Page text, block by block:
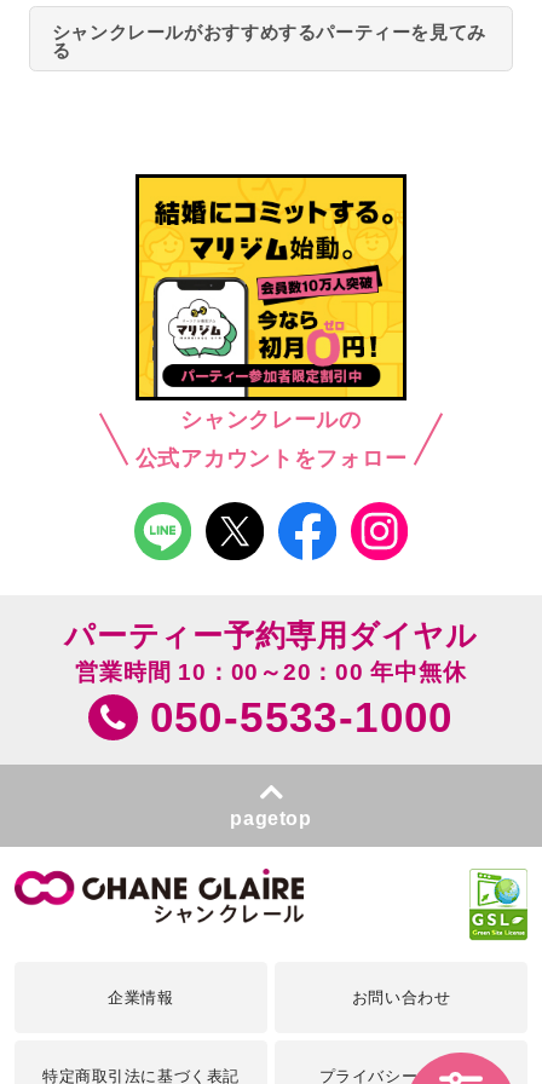
シャンクレールがおすすめするパーティーを見てみ
る
シャンクレールの
公式アカウントをフォロー
パーティー予約専用ダイヤル
営業時間 10：00～20：00 年中無休
050-5533-1000
pagetop
企業情報 お問い合わせ
特定商取引法に基づく表記 プライバシーポリシー